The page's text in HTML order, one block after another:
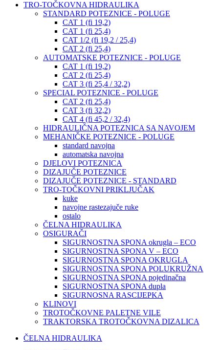
TRO-TOČKOVNA HIDRAULIKA
STANDARD POTEZNICE - POLUGE
CAT 1 (fi 19,2)
CAT 1 (fi 25,4)
CAT 1/2 (fi 19,2 / 25,4)
CAT 2 (fi 25,4)
AUTOMATSKE POTEZNICE - POLUGE
CAT 1 (fi 19,2)
CAT 2 (fi 25,4)
CAT 3 (fi 25,4 / 32,2)
SPECIAL POTEZNICE - POLUGE
CAT 2 (fi 25,4)
CAT 3 (fi 32,2)
CAT 4 (fi 45,2 / 32,4)
HIDRAULIČNA POTEZNICA SA NAVOJEM
MEHANIČKE POTEZNICE - POLUGE
standard navojna
automatska navojna
DJELOVI POTEZNICA
DIZAJUČE POTEZNICE
DIZAJUČE POTEZNICE - STANDARD
TRO-TOČKOVNI PRIKLJUČAK
kuke
navojne rastezajuče ruke
ostalo
ČELNA HIDRAULIKA
OSIGURAČI
SIGURNOSTNA SPONA okrugla – ECO
SIGURNOSTNA SPONA V – ECO
SIGURNOSTNA SPONA OKRUGLA
SIGURNOSTNA SPONA POLUKRUŽNA
SIGURNOSTNA SPONA pojedinačna
SIGURNOSTNA SPONA dupla
SIGURNOSNA RASCIJEPKA
KLINOVI
TROTOČKOVNE PALETNE VILE
TRAKTORSKA TROTOČKOVNA DIZALICA
ČELNA HIDRAULIKA